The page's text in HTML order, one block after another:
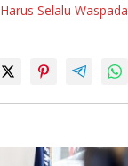
Harus Selalu Waspada